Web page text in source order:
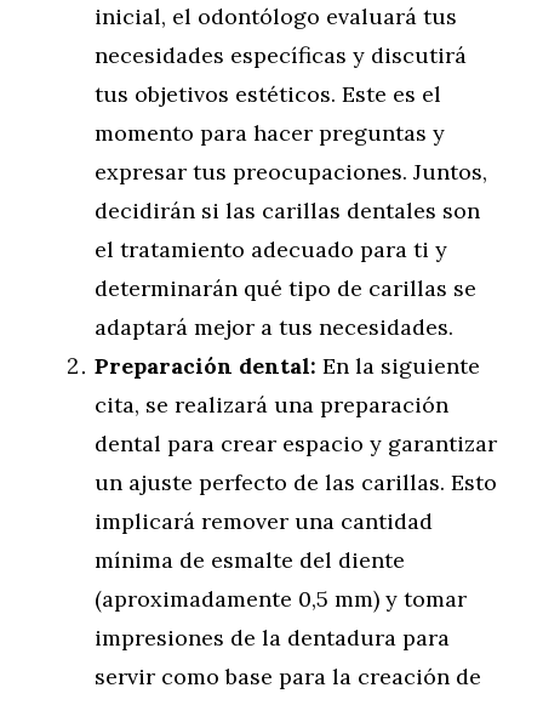
inicial, el odontólogo evaluará tus
necesidades específicas y discutirá
tus objetivos estéticos. Este es el
momento para hacer preguntas y
expresar tus preocupaciones. Juntos,
decidirán si las carillas dentales son
el tratamiento adecuado para ti y
determinarán qué tipo de carillas se
adaptará mejor a tus necesidades.
Preparación dental: En la siguiente
cita, se realizará una preparación
dental para crear espacio y garantizar
un ajuste perfecto de las carillas. Esto
implicará remover una cantidad
mínima de esmalte del diente
(aproximadamente 0,5 mm) y tomar
impresiones de la dentadura para
servir como base para la creación de